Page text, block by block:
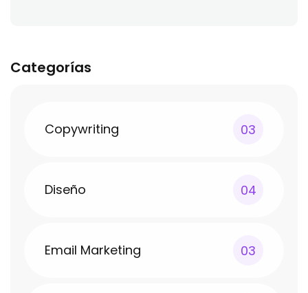
Categorías
Copywriting 03
Diseño 04
Email Marketing 03